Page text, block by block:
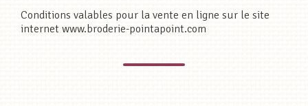
Conditions valables pour la vente en ligne sur le site
internet www.broderie-pointapoint.com